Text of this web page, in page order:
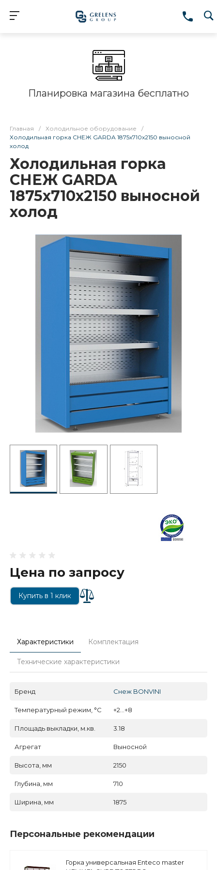
Планировка магазина бесплатно
Главная / Холодильное оборудование
/
Холодильная горка СНЕЖ GARDA 1875x710x2150 выносной
холод
Холодильная горка
СНЕЖ GARDA
1875x710x2150 выносной
холод
Цена по запросу
Купить в 1 клик
Характеристики Комплектация
Технические характеристики
Бренд Снеж BONVINI
Температурный режим, °C +2...+8
Площадь выкладки, м.кв. 3.18
Агрегат Выносной
Высота, мм 2150
Глубина, мм 710
Ширина, мм 1875
Персональные рекомендации
Горка универсальная Enteco master